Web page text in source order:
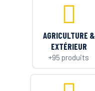
AGRICULTURE &
EXTÉRIEUR
+95 produits